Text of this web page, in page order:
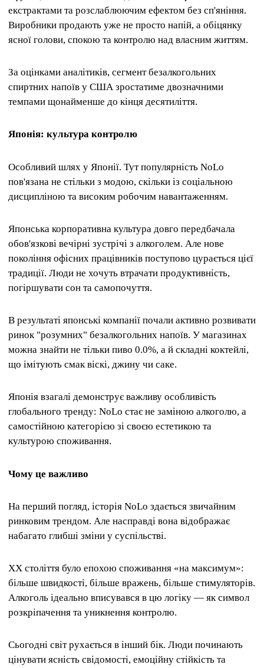
екстрактами та розслаблюючим ефектом без сп'яніння.
Виробники продають уже не просто напій, а обіцянку
ясної голови, спокою та контролю над власним життям.
За оцінками аналітиків, сегмент безалкогольних
спиртних напоїв у США зростатиме двозначними
темпами щонайменше до кінця десятиліття.
Японія: культура контролю
Особливий шлях у Японії. Тут популярність NoLo
пов'язана не стільки з модою, скільки із соціальною
дисципліною та високим робочим навантаженням.
Японська корпоративна культура довго передбачала
обов'язкові вечірні зустрічі з алкоголем. Але нове
покоління офісних працівників поступово цурається цієї
традиції. Люди не хочуть втрачати продуктивність,
погіршувати сон та самопочуття.
В результаті японські компанії почали активно розвивати
ринок "розумних" безалкогольних напоїв. У магазинах
можна знайти не тільки пиво 0.0%, а й складні коктейлі,
що імітують смак віскі, джину чи саке.
Японія взагалі демонструє важливу особливість
глобального тренду: NoLo стає не заміною алкоголю, а
самостійною категорією зі своєю естетикою та
культурою споживання.
Чому це важливо
На перший погляд, історія NoLo здається звичайним
ринковим трендом. Але насправді вона відображає
набагато глибші зміни у суспільстві.
XX століття було епохою споживання «на максимум»:
більше швидкості, більше вражень, більше стимуляторів.
Алкоголь ідеально вписувався в цю логіку — як символ
розкріпачення та уникнення контролю.
Сьогодні світ рухається в інший бік. Люди починають
цінувати ясність свідомості, емоційну стійкість та